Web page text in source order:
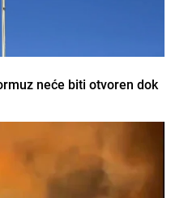
neće biti otvoren dok